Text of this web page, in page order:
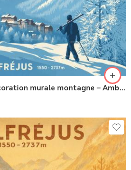
Affiche Valfréjus – Décoration murale montagne – Ambiance hivernale